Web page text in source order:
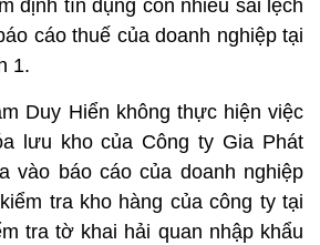
định tín dụng còn nhiều sai lệch
cáo thuế của doanh nghiệp tại
1.
Duy Hiển không thực hiện việc
lưu kho của Công ty Gia Phát
vào báo cáo của doanh nghiệp
tra kho hàng của công ty tại
tra tờ khai hải quan nhập khẩu